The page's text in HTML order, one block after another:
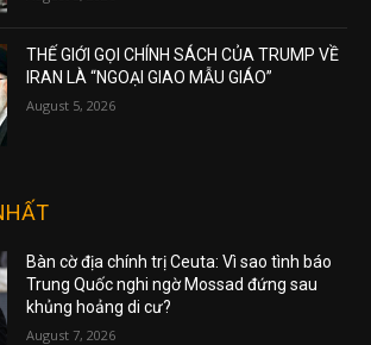
THẾ GIỚI GỌI CHÍNH SÁCH CỦA TRUMP VỀ
IRAN LÀ “NGOẠI GIAO MẪU GIÁO”
August 5, 2026
Bàn cờ địa chính trị Ceuta: Vì sao tình báo
Trung Quốc nghi ngờ Mossad đứng sau
khủng hoảng di cư?
August 7, 2026